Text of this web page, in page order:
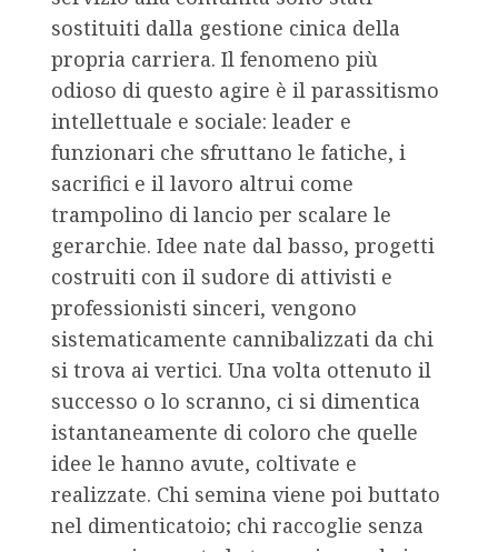
sostituiti dalla gestione cinica della
propria carriera. Il fenomeno più
odioso di questo agire è il parassitismo
intellettuale e sociale: leader e
funzionari che sfruttano le fatiche, i
sacrifici e il lavoro altrui come
trampolino di lancio per scalare le
gerarchie. Idee nate dal basso, progetti
costruiti con il sudore di attivisti e
professionisti sinceri, vengono
sistematicamente cannibalizzati da chi
si trova ai vertici. Una volta ottenuto il
successo o lo scranno, ci si dimentica
istantaneamente di coloro che quelle
idee le hanno avute, coltivate e
realizzate. Chi semina viene poi buttato
nel dimenticatoio; chi raccoglie senza